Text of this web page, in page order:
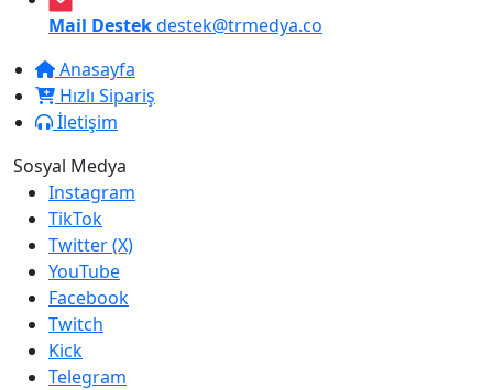
Mail Destekdestek@trmedya.co
Anasayfa
Hızlı Sipariş
İletişim
Sosyal Medya
Instagram
TikTok
Twitter (X)
YouTube
Facebook
Twitch
Kick
Telegram